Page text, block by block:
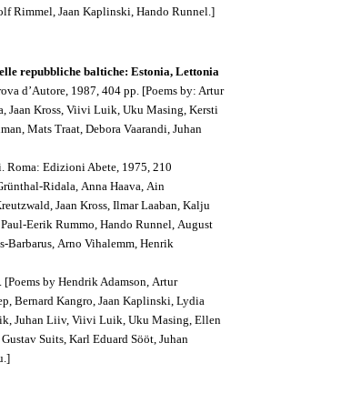
Rimmel, Jaan Kaplinski, Hando Runnel.]
repubbliche baltiche: Estonia, Lettonia
d’Autore, 1987, 404 pp. [Poems by: Artur
Jaan Kross, Viivi Luik, Uku Masing, Kersti
Mats Traat, Debora Vaarandi, Juhan
Edizioni Abete, 1975, 210
Ridala, Anna Haava, Ain
Jaan Kross, Ilmar Laaban, Kalju
Eerik Rummo, Hando Runnel, August
Barbarus, Arno Vihalemm, Henrik
by Hendrik Adamson, Artur
Bernard Kangro, Jaan Kaplinski, Lydia
Juhan Liiv, Viivi Luik, Uku Masing, Ellen
Suits, Karl Eduard Sööt, Juhan